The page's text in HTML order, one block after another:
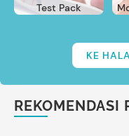
Test Pack
KE
REKOMENDASI